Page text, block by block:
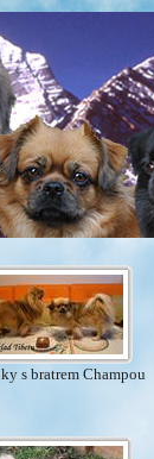
s bratrem Champou